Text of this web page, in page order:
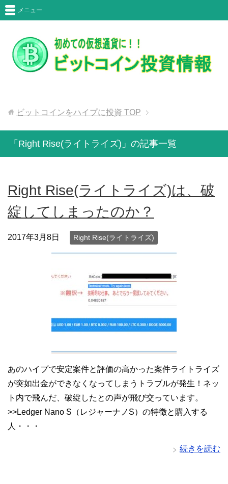
メニュー
ビットコインをハイプに投資 TOP
「Right Rise(ライトライズ)」の記事一覧
Right Rise(ライトライズ)は、破
綻してしまったのか？
2017年3月8日 Right Rise(ライトライズ)
あのハイプで安定案件と評価の高かった案件ライトライズ
が突如出金ができなくなってしまうトラブルが発生！ネッ
ト内で飛んだ、破綻したとの声が飛び交っています。
>>Ledger Nano S（レジャーナノS）の特徴と購入する
人・・・
続きを読む